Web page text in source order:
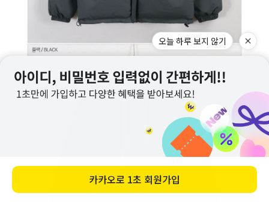
오늘 하루 보지 않기
카카오로 1초 회원가입